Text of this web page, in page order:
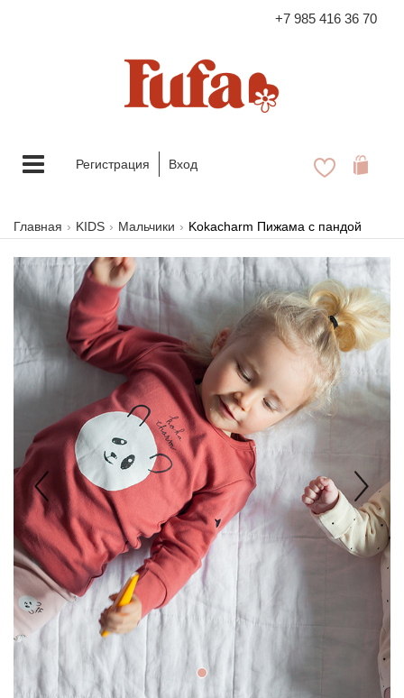
+7 985 416 36 70
FASHION FAMILY STORE
Меню Регистрация Вход
Главная KIDS Мальчики Kokacharm Пижама с пандой